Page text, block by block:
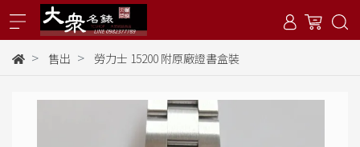
售出 勞力士 15200 附原廠證書盒裝